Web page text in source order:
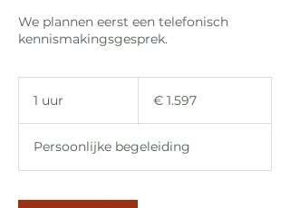
We plannen eerst een telefonisch
kennismakingsgesprek.
1 uur € 1.597
Persoonlijke begeleiding